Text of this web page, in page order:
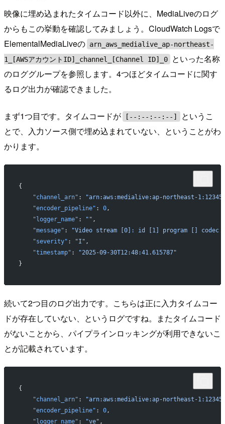
映像に埋め込まれたタイムコード以外に、MediaLiveのログ
からもこの挙動を確認してみましょう。CloudWatch Logsで
ElementalMediaLiveの arn_aws_medialive_ap-northeast-
1_[AWSアカウントID]_channel_[Channel ID]_0
といった名称
のロググループを参照します。4つほどタイムコードに関す
るログ出力が確認できました。
まず1つ目です。タイムコードが [--:--:--:--]
というこ
とで、入力ソース側で埋め込まれていない、ということがわ
かります。
{
    "channel_arn"
:
"arn:aws:medialive:ap-northeast-
    "encoder_pipeline"
: 0,
    "logger_name"
: "" ,
    "message"
:
"Video stream [0]: id [1] program []
    "severity"
: "I" ,
    "timestamp"
:
"2025-09-30T12:48:41.615787"
}
続いて2つ目のログ出力です。こちらは正に入力タイムコー
ドが存在していない、というログですね。またタイムコード
がないことから、パイプラインロッキングが利用できないこ
とが記載されています。
{
    "channel_arn"
:
"arn:aws:medialive:ap-northeast-
    "encoder_pipeline"
: 0,
    "logger_name"
: "ve" ,